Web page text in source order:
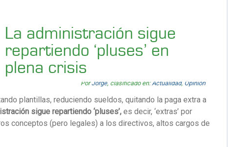
La administración sigue
repartiendo ‘pluses’ en
plena crisis
PorJorge, clasificado en:Actualidad, Opinión
plantillas, reduciendo sueldos, quitando la paga extra a
sigue repartiendo ‘pluses’, es decir, ‘extras’ por
conceptos (pero legales) a los directivos, altos cargos de